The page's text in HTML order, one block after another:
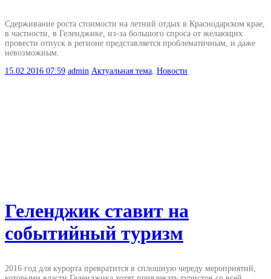
Сдерживание роста стоимости на летний отдых в Краснодарском крае,
в частности, в Геленджике, из-за большого спроса от желающих
провести отпуск в регионе представляется проблематичным, и даже
невозможным.
15.02.2016 07:59 admin Актуальная тема Новости
Геленджик ставит на
событийный туризм
2016 год для курорта превратится в сплошную череду мероприятий,